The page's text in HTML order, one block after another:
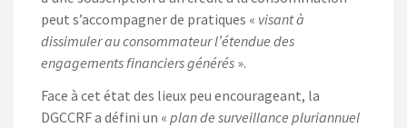
peut s’accompagner de pratiques « visant à
dissimuler au consommateur l’étendue des
engagements financiers générés ».
Face à cet état des lieux peu encourageant, la
DGCCRF a défini un « plan de surveillance pluriannuel